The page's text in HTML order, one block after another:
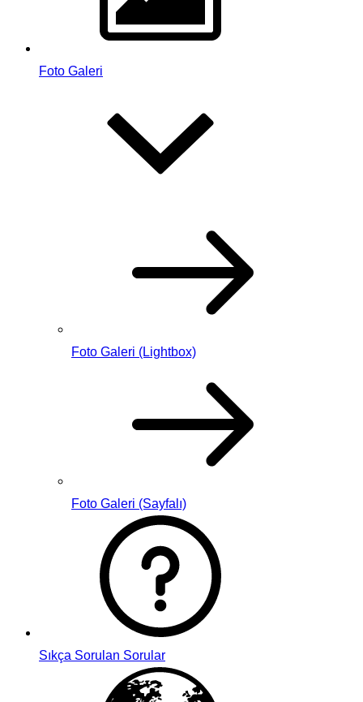
Foto Galeri
Foto Galeri (Lightbox)
Foto Galeri (Sayfalı)
Sıkça Sorulan Sorular